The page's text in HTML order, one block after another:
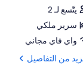
يتّسع لـ 2
سرير ملكي
واي فاي مجاني
من التفاصيل